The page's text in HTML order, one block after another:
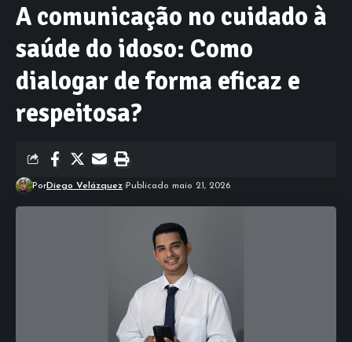
A comunicação no cuidado à
saúde do idoso: Como
dialogar de forma eficaz e
respeitosa?
PorDiego Velázquez Publicado maio 21, 2026